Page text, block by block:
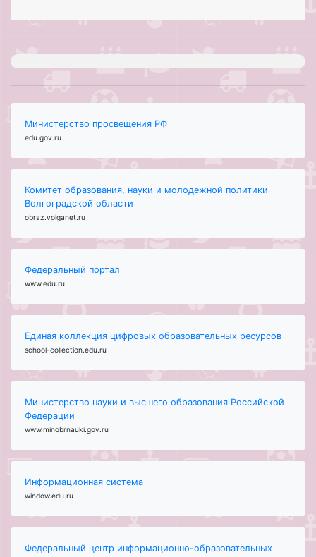
Министерство просвещения РФ
edu.gov.ru
Комитет образования, науки и молодежной политики
Волгоградской области
obraz.volganet.ru
Федеральный портал
www.edu.ru
Единая коллекция цифровых образовательных ресурсов
school-collection.edu.ru
Министерство науки и высшего образования Российской
Федерации
www.minobrnauki.gov.ru
Информационная система
window.edu.ru
Федеральный центр информационно-образовательных